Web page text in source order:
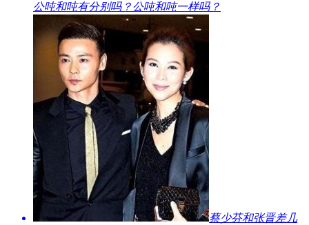
​公吨和吨有分别吗？公吨和吨一样吗？
​蔡少芬和张晋差几